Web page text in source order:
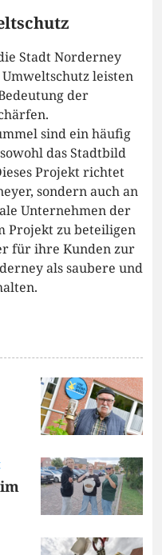
Stadt Norderney
leisten
der
sind ein häufig
das Stadtbild
Projekt richtet
sondern auch an
Unternehmen der
Projekt zu beteiligen
für ihre Kunden zur
als saubere und